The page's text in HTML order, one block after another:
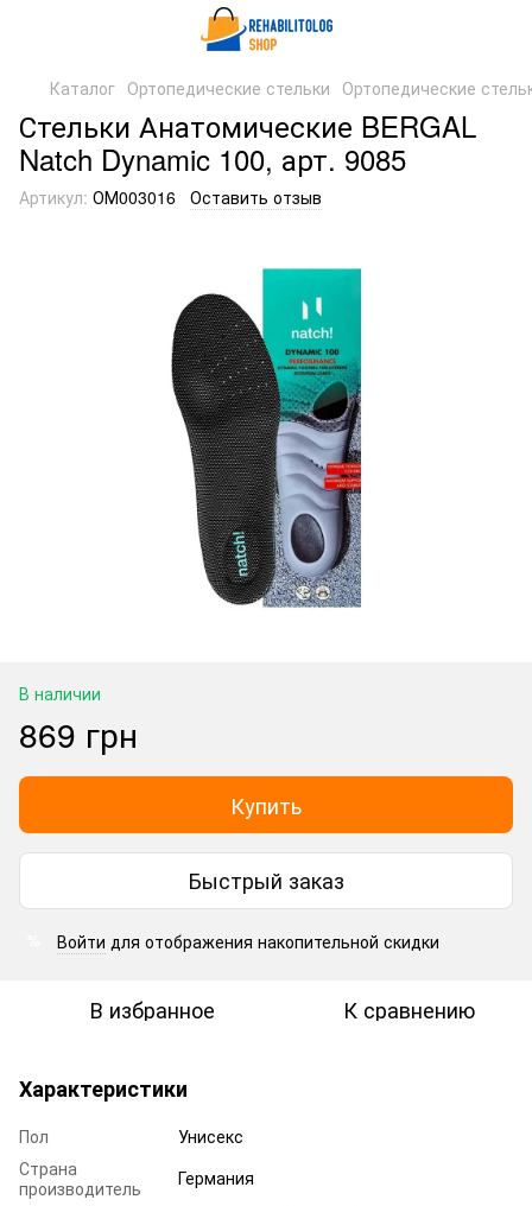
Каталог Ортопедические стельки Ортопедические
Стельки Анатомические BERGAL
Natch Dynamic 100, арт. 9085
Артикул: ОМ003016 Оставить отзыв
В наличии
869 грн
Купить
Быстрый заказ
Войти для отображения накопительной скидки
В избранное К сравнению
Характеристики
Пол
Унисекс
Страна
производитель
Германия